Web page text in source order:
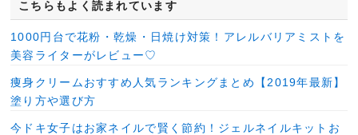
こちらもよく読まれています
1000円台で花粉・乾燥・日焼け対策！アレルバリアミストを
美容ライターがレビュー♡
痩身クリームおすすめ人気ランキングまとめ【2019年最新】
塗り方や選び方
今ドキ女子はお家ネイルで賢く節約！ジェルネイルキットお